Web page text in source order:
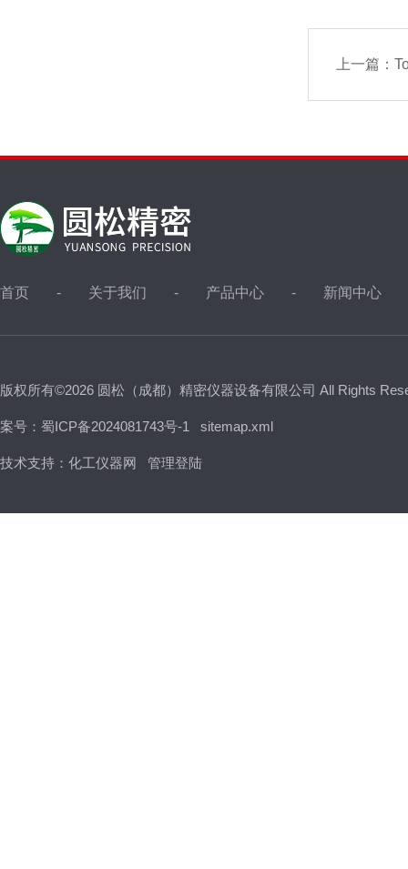
上一篇：
首页 关于我们 产品中心 新闻中心
版权所有©2026 圆松（成都）精密仪器设备有限公司 All Rights
案号：蜀ICP备2024081743号-1 sitemap.xml
技术支持： 化工仪器网 管理登陆